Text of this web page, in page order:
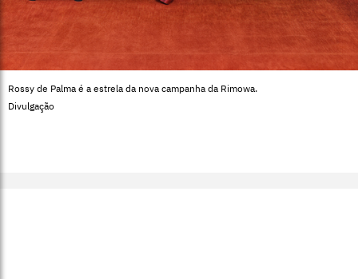
Rossy de Palma é a estrela da nova campanha da Rimowa.
Divulgação